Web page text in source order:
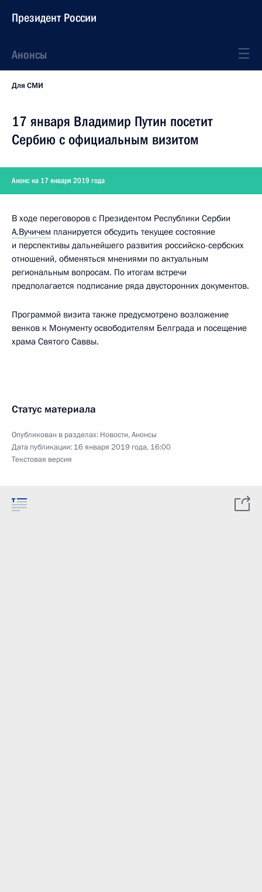
Президент России
Анонсы
Для СМИ
17 января Владимир Путин посетит
Сербию с официальным визитом
Анонс на 17 января 2019 года
В ходе переговоров с Президентом Республики Сербии
А.Вучичем планируется обсудить текущее состояние
и перспективы дальнейшего развития российско-сербских
отношений, обменяться мнениями по актуальным
региональным вопросам. По итогам встречи
предполагается подписание ряда двусторонних документов.
Программой визита также предусмотрено возложение
венков к Монументу освободителям Белграда и посещение
храма Святого Саввы.
Статус материала
Опубликован в разделах: Новости,Анонсы
Дата публикации: 16 января 2019 года, 16:00
Текстовая версия